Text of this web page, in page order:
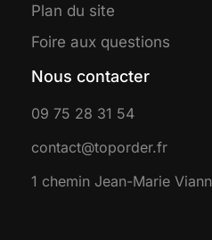
Plan du site
Foire aux questions
Nous contacter
09 75 28 31 54
contact@toporder.fr
1 chemin Jean-Marie